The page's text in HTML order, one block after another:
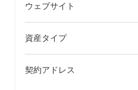
ウェブサイト
資産タイプ
契約アドレス
Rabbi Schlomo by
Rabbi Schlomo by Virtualsは、
向上させ、遅延を減少させる
高いセキュリティレベルが維